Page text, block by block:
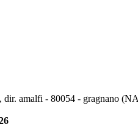
dir. amalfi - 80054 - gragnano